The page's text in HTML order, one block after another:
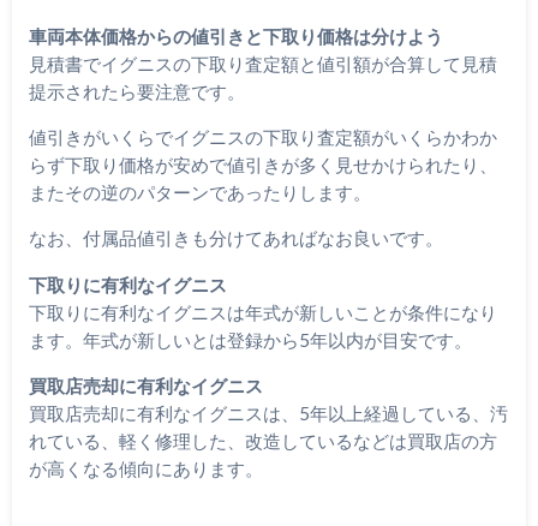
車両本体価格からの値引きと下取り価格は分けよう
見積書でイグニスの下取り査定額と値引額が合算して見積
提示されたら要注意です。
値引きがいくらでイグニスの下取り査定額がいくらかわか
らず下取り価格が安めで値引きが多く見せかけられたり、
またその逆のパターンであったりします。
なお、付属品値引きも分けてあればなお良いです。
下取りに有利なイグニス
下取りに有利なイグニスは年式が新しいことが条件になり
ます。年式が新しいとは登録から5年以内が目安です。
買取店売却に有利なイグニス
買取店売却に有利なイグニスは、5年以上経過している、汚
れている、軽く修理した、改造しているなどは買取店の方
が高くなる傾向にあります。